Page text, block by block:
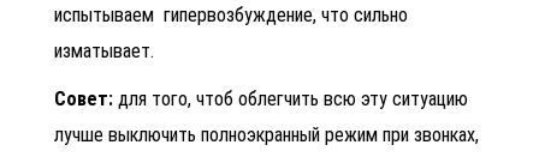
испытываем гипервозбуждение, что сильно
изматывает.
Совет: для того, чтоб облегчить всю эту ситуацию
лучше выключить полноэкранный режим при звонках,